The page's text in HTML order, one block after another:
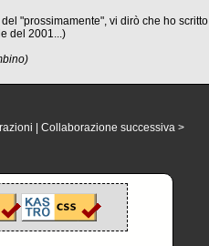
"prossimamente", vi dirò che ho scritto
del 2001...)
Collaborazione successiva >